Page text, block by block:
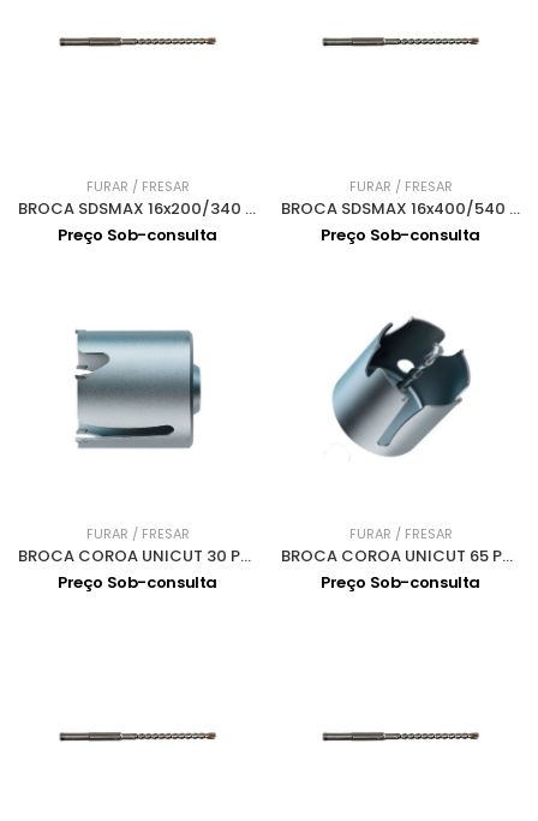
FURAR / FRESAR
BROCA SDSMAX 16x200/340 MAK4 P-77730
Preço Sob-consulta
FURAR / FRESAR
BROCA SDSMAX 16x400/540 MAK4 P-77746
Preço Sob-consulta
FURAR / FRESAR
BROCA COROA UNICUT 30 P-64478
Preço Sob-consulta
FURAR / FRESAR
BROCA COROA UNICUT 65 P-64565
Preço Sob-consulta